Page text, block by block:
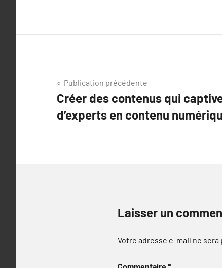
Navigation
de
l’article
Publication précédente
Créer des contenus qui
d’experts en contenu
Laisser un
Votre adresse e-mail ne sera